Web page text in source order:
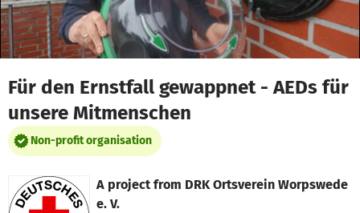
Für den Ernstfall gewappnet - AEDs für
unsere Mitmenschen
Non-profit organisation
A project from DRK Ortsverein Worpswede
e. V.